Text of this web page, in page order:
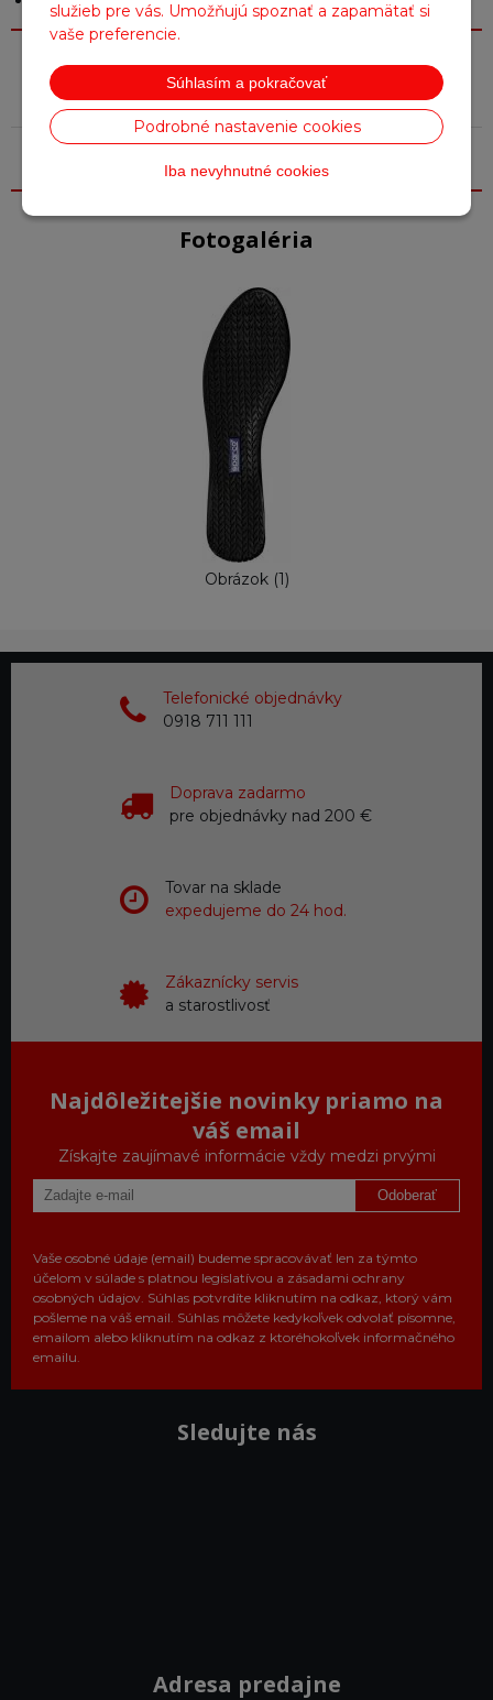
služieb pre vás. Umožňujú spoznať a zapamätať si
vaše preferencie.
Súhlasím a pokračovať
Podrobné nastavenie cookies
Iba nevyhnutné cookies
Parametre
Farba Čierna
Fotogaléria
Obrázok (1)
Telefonické objednávky
0918 711 111
Doprava zadarmo
pre objednávky nad 200 €
Tovar na sklade
expedujeme do 24 hod.
Zákaznícky servis
a starostlivosť
Najdôležitejšie novinky priamo na
váš email
Získajte zaujímavé informácie vždy medzi prvými
Odoberať
Vaše osobné údaje (email) budeme spracovávať len za týmto
účelom v súlade s platnou legislatívou a zásadami ochrany
osobných údajov. Súhlas potvrdíte kliknutím na odkaz, ktorý vám
pošleme na váš email. Súhlas môžete kedykoľvek odvolať písomne,
emailom alebo kliknutím na odkaz z ktoréhokoľvek informačného
emailu.
Sledujte nás
Adresa predajne